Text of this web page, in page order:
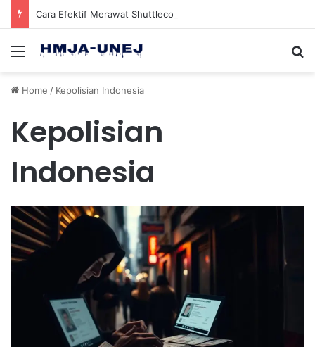
Menu
Home / Kepolisian Indonesia
Kepolisian
Indonesia